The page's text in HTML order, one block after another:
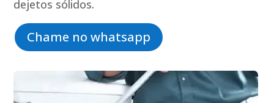
dejetos sólidos.
Chame no whatsapp